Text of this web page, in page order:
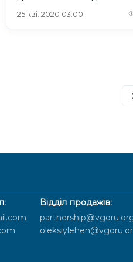
25 кві. 2020 03:00
Відділ продажів: